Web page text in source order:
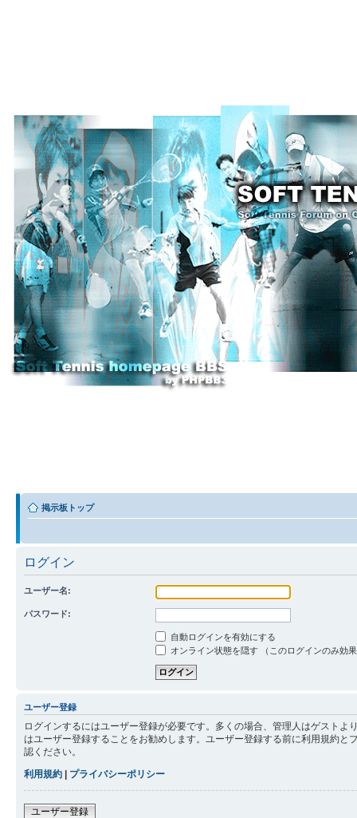
掲示板トップ
ログイン
ユーザー名:
パスワード:
自動ログインを有効にする
オンライン状態を隠す （このログインのみ効
ユーザー登録
ログインするにはユーザー登録が必要です。多くの場合、管理人はゲスト
はユーザー登録することをお勧めします。ユーザー登録する前に利用規約
認ください。
利用規約 | プライバシーポリシー
ユーザー登録